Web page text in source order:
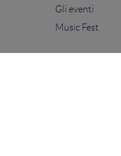
Gli eventi
Music Fest